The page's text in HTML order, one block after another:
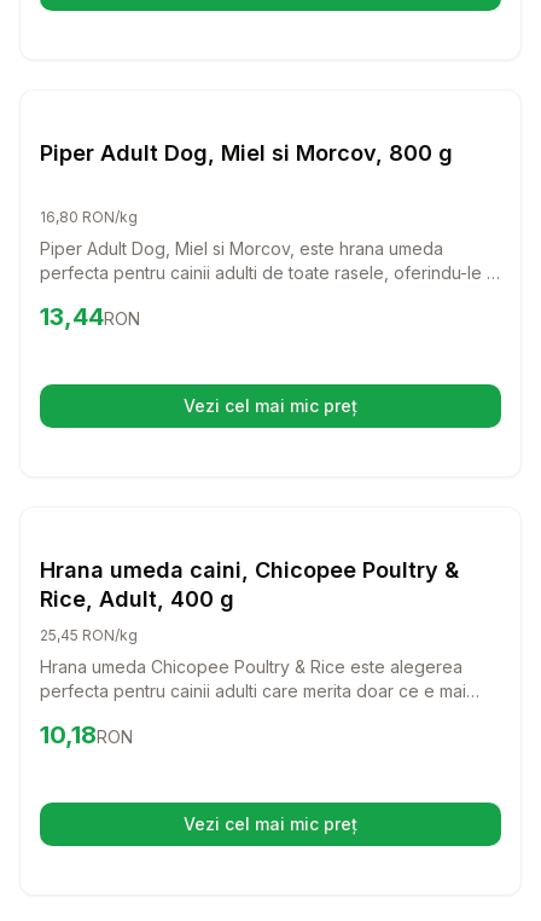
Hrana Umeda Caini
Piper Adult Dog, Miel si Morcov, 800 g
16,80 RON/kg
Piper Adult Dog, Miel si Morcov, este hrana umeda
perfecta pentru cainii adulti de toate rasele, oferindu-le o
calitate, aceasta hrana va mentine cainele tau sanatos si
Preț:13.44
13,44RON
Vezi cel mai mic preț(se deschide într-o filă nouă)
Hrana Umeda Caini
Hrana umeda caini, Chicopee Poultry &
Rice, Adult, 400 g
25,45 RON/kg
Hrana umeda Chicopee Poultry & Rice este alegerea
perfecta pentru cainii adulti care merita doar ce e mai
aceasta hrana ofera toate nutrientii esentiali pentru a
Preț:10.18
10,18RON
Vezi cel mai mic preț(se deschide într-o filă nouă)